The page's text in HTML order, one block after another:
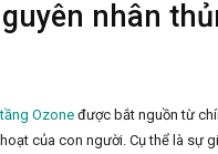
nhân
tầng Ozone được bắt nguồn từ
của con người. Cụ thể là sự